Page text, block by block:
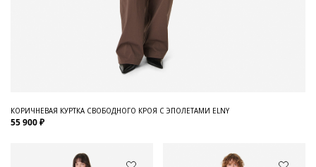
КОРИЧНЕВАЯ КУРТКА СВОБОДНОГО КРОЯ С ЭПОЛЕТАМИ ELNY
55 900 ₽